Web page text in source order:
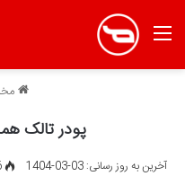
منو
پودر تالک
آخرین به روز رسانی: 03-03-1404